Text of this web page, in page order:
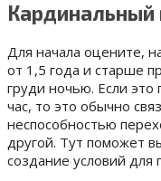
Кардинальный
Для начала оцените,
от 1,5 года и старше
груди ночью. Если это
час, то это обычно
неспособностью
другой. Тут поможет
создание условий для